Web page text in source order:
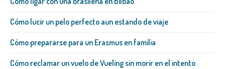
Cómo lucir un pelo perfecto aun estando de viaje
Cómo prepararse para un Erasmus en familia
Cómo reclamar un vuelo de Vueling sin morir en el intento